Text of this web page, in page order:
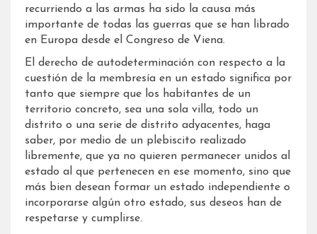
recurriendo a las armas ha sido la causa más
importante de todas las guerras que se han librado
en Europa desde el Congreso de Viena.
El derecho de autodeterminación con respecto a la
cuestión de la membresía en un estado significa por
tanto que siempre que los habitantes de un
territorio concreto, sea una sola villa, todo un
distrito o una serie de distrito adyacentes, haga
saber, por medio de un plebiscito realizado
libremente, que ya no quieren permanecer unidos al
estado al que pertenecen en ese momento, sino que
más bien desean formar un estado independiente o
incorporarse algún otro estado, sus deseos han de
respetarse y cumplirse.